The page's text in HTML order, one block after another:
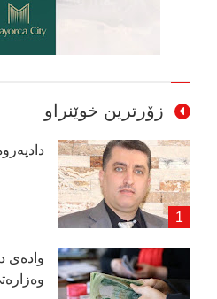
زۆرترین خوێنراو
وادەی